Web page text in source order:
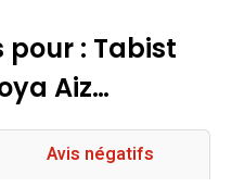
pour : Tabist
Aiz…
Avis négatifs